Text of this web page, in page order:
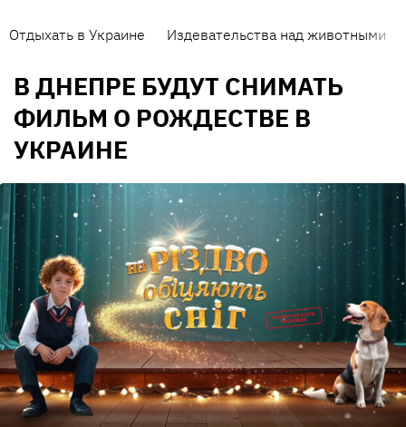
Отдыхать в Украине Издевательства над животными
В ДНЕПРЕ БУДУТ СНИМАТЬ
ФИЛЬМ О РОЖДЕСТВЕ В
УКРАИНЕ